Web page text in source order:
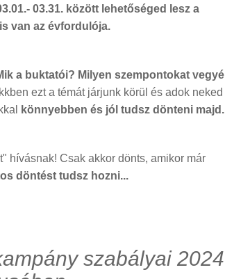
03.31. között lehetőséged lesz a
van az évfordulója.
a buktatói? Milyen szempontokat vegyél
ezt a témát járjunk körül és adok neked
könnyebben és jól tudsz dönteni majd.
hívásnak! Csak akkor dönts, amikor már
döntést tudsz hozni...
szabályai 2024